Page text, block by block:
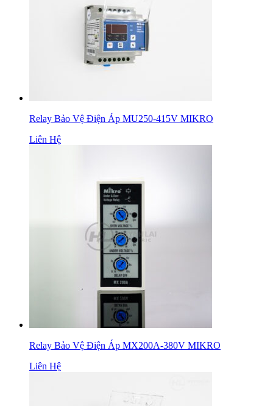
Relay Bảo Vệ Điện Áp MU250-415V MIKRO
Liên Hệ
Relay Bảo Vệ Điện Áp MX200A-380V MIKRO
Liên Hệ